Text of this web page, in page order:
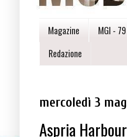
Magazine MGI -
Redazione
mercoledì 3
Aspria